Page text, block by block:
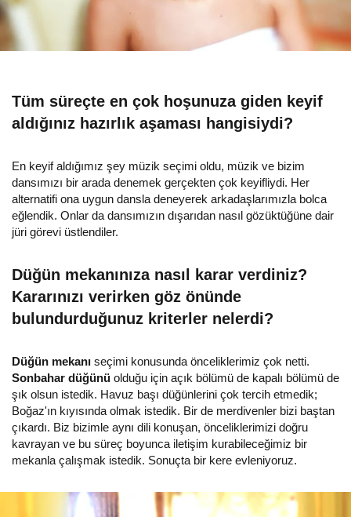
Tüm süreçte en çok hoşunuza giden keyif
aldığınız hazırlık aşaması hangisiydi?
En keyif aldığımız şey müzik seçimi oldu, müzik ve bizim
dansımızı bir arada denemek gerçekten çok keyifliydi. Her
alternatifi ona uygun dansla deneyerek arkadaşlarımızla bolca
eğlendik. Onlar da dansımızın dışarıdan nasıl gözüktüğüne dair
jüri görevi üstlendiler.
Düğün mekanınıza nasıl karar verdiniz?
Kararınızı verirken göz önünde
bulundurduğunuz kriterler nelerdi?
Düğün mekanı seçimi konusunda önceliklerimiz çok netti.
Sonbahar düğünü olduğu için açık bölümü de kapalı bölümü de
şık olsun istedik. Havuz başı düğünlerini çok tercih etmedik;
Boğaz'ın kıyısında olmak istedik. Bir de merdivenler bizi baştan
çıkardı. Biz bizimle aynı dili konuşan, önceliklerimizi doğru
kavrayan ve bu süreç boyunca iletişim kurabileceğimiz bir
mekanla çalışmak istedik. Sonuçta bir kere evleniyoruz.